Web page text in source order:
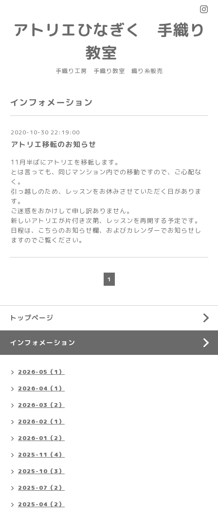
アトリエひなぎく 手織り
教室
手織り工房 手織り教室 織り糸販売
インフォメーション
2020-10-30 22:19:00
アトリエ移転のお知らせ
11月半ばにアトリエを移転します。
とは言っても、同じマンション内での移動ですので、ご心配な
く。
引っ越しのため、レッスンをお休みさせていただく日がありま
す。
ご迷惑をおかけして申し訳ありません。
新しいアトリエが片付き次第、レッスンを再開する予定です。
日程は、こちらのお知らせ欄、およびカレンダーでお知らせし
ますのでご覧ください。
1
トップページ
インフォメーション
2026-05（1）
2026-04（1）
2026-03（2）
2026-02（1）
2026-01（2）
2025-11（4）
2025-10（3）
2025-07（2）
2025-04（2）